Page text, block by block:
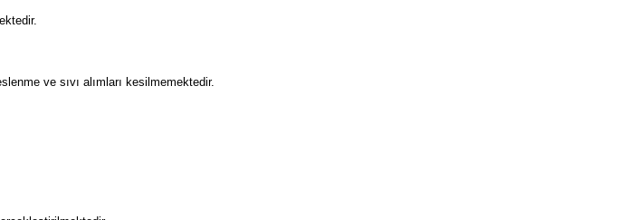
ve sıvı alımları kesilmemektedir.